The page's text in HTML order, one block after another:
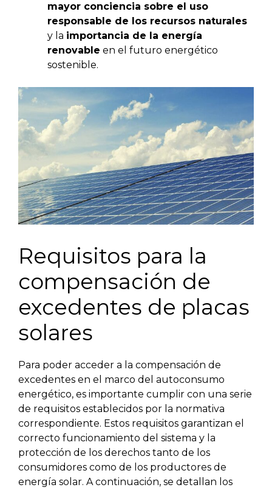
mayor conciencia sobre el uso
responsable de los recursos naturales
y la importancia de la energía
renovable en el futuro energético
sostenible.
Requisitos para la
compensación de
excedentes de placas
solares
Para poder acceder a la compensación de
excedentes en el marco del autoconsumo
energético, es importante cumplir con una serie
de requisitos establecidos por la normativa
correspondiente. Estos requisitos garantizan el
correcto funcionamiento del sistema y la
protección de los derechos tanto de los
consumidores como de los productores de
energía solar. A continuación, se detallan los